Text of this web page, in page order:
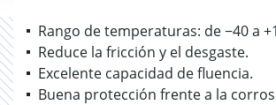
Rango de temperaturas: de −40 a
Reduce la fricción y el desgaste.
Excelente capacidad de fluencia.
Buena protección frente a la